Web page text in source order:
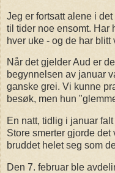
Jeg er fortsatt alene i
til tider noe ensomt. Har
hver uke - og de har blitt
Når det gjelder Aud er
begynnelsen av januar
ganske grei. Vi kunne
besøk, men hun
En natt, tidlig i januar
Store smerter gjorde
bruddet helet seg som
Den 7. februar ble